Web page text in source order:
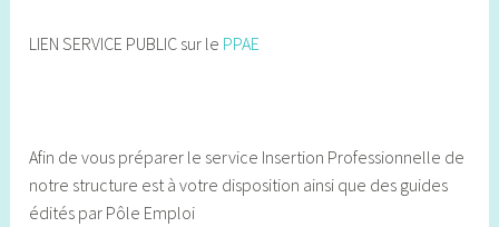
LIEN SERVICE PUBLIC sur le PPAE
Afin de vous préparer le service Insertion Professionnelle de
notre structure est à votre disposition ainsi que des guides
édités par Pôle Emploi